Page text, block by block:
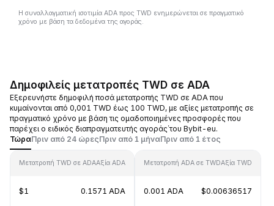
Η συναλλαγματική ισοτιμία ADA προς TWD ενημερώνεται σε πραγματικό
χρόνο με βάση τα δεδομένα της αγοράς.
Δημοφιλείς μετατροπές TWD σε ADA
Εξερευνήστε δημοφιλή ποσά μετατροπής TWD σε ADA που
κυμαίνονται από 0,001 TWD έως 100 TWD, με αξίες μετατροπής σε
πραγματικό χρόνο με βάση τις ομαδοποιημένες προσφορές που
παρέχει ο ειδικός διαπραγματευτής αγοράς΄του Bybit-eu.
ΤώραΠριν από 24 ώρεςΠριν από 1 μήναΠριν από 1 έτος
Μετατροπή TWD σε ADAΑξία ADA
$1 0.1571 ADA
Μετατροπή ADA σε TWDΑξία TWD
0.001 ADA $0.00636517